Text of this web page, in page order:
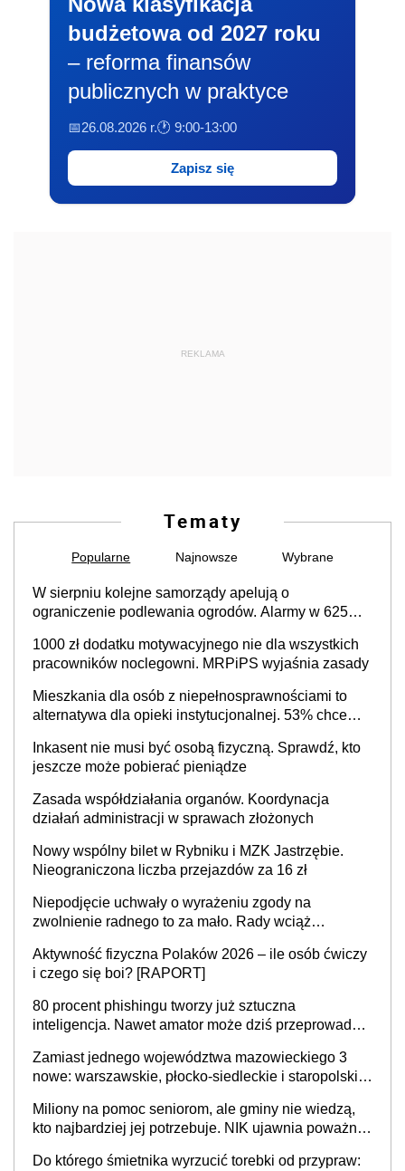
budżetowa od 2027 roku
– reforma finansów
publicznych w praktyce
📅26.08.2026 r.🕐 9:00-13:00
Zapisz się
REKLAMA
Tematy
Popularne Najnowsze Wybrane
W sierpniu kolejne samorządy apelują o
ograniczenie podlewania ogrodów. Alarmy w 625
cały kraj
1000 zł dodatku motywacyjnego nie dla wszystkich
pracowników noclegowni. MRPiPS wyjaśnia zasady
Mieszkania dla osób z niepełnosprawnościami to
alternatywa dla opieki instytucjonalnej. 53% chce
Inkasent nie musi być osobą fizyczną. Sprawdź, kto
jeszcze może pobierać pieniądze
Zasada współdziałania organów. Koordynacja
działań administracji w sprawach złożonych
Nowy wspólny bilet w Rybniku i MZK Jastrzębie.
Nieograniczona liczba przejazdów za 16 zł
Niepodjęcie uchwały o wyrażeniu zgody na
zwolnienie radnego to za mało. Rady wciąż
sprawy
Aktywność fizyczna Polaków 2026 – ile osób ćwiczy
i czego się boi? [RAPORT]
80 procent phishingu tworzy już sztuczna
inteligencja. Nawet amator może dziś przeprowadzić
Zamiast jednego województwa mazowieckiego 3
nowe: warszawskie, płocko-siedleckie i staropolskie.
stołecznych
Miliony na pomoc seniorom, ale gminy nie wiedzą,
kto najbardziej jej potrzebuje. NIK ujawnia poważną
Do którego śmietnika wyrzucić torebki od przypraw: